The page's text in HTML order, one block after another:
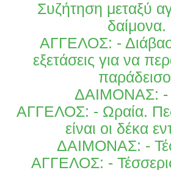
Συζήτηση μεταξύ
δαίμονα.
ΑΓΓΕΛΟΣ: -
εξετάσεις για να
ΔΑΙΜΟΝΑΣ: -
ΑΓΓΕΛΟΣ: - Ωραία.
είναι οι δέκα
ΔΑΙΜΟΝΑΣ: -
ΑΓΓΕΛΟΣ: -